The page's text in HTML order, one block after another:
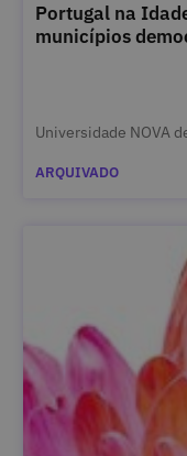
Portugal na
municípios
Universidade NOVA
ARQUIVADO